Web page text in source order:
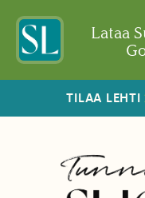
Lataa
TILAA LEHTI